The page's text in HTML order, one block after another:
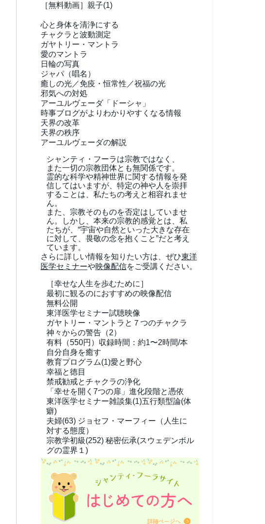
［無料動画］親子(1)
心と身体を清浄にする
チャクラと波動測定
ガヤトリー・マントラ
愛のマントラ
日輪の写真
ジャパ（唱名）
癒しの光／免疫・恒常性／祝福の光
邪気への対処
アーユルヴェーダ「ドーシャ」
時事ブログがよりわかりやすくなる情報
天界の改革
天界の秩序
アーユルヴェーダの解説
シャンティ・フーラは宗教ではなく、
また一切の宗教団体とも無関係です。
霊的な科学や精神世界に関する情報を発
信してはいますが、特定の神や人を崇拝
することは、私たちの考えと相容れませ
ん。
また、宗教そのものを否定はしていませ
ん。しかし、本来の宗教的感覚とは、私
たちが、“宇宙や自然といった大きな存在
に対して、畏敬の念を抱くこと”だと考え
ています。
さらに詳しい情報を知りたい方は、ぜひ東洋
医学セミナーや映像配信をご受講ください。
［幸せな人生を歩むために］
最初に観るのにおすすめの映像配信
無料公開
東洋医学セミナー試聴映像
ガヤトリー・マントラと７つのチャクラ
神々からの警告（2）
有料（550円） 収録時間：約1〜2時間/本
自分自身を癒す
教育プログラム(1)愛と野心
幸福と徳目
禁戒勧戒とチャクラの浄化
「幸せを開く7つの扉」進化段階と憑依
東洋医学セミナー雑談集(1)五行類型論(体
癖)
夫婦(63) ジョセフ・マーフィー（人生に
対する態度）
宗教学初級(252) 秘密伝承(スウェデンボル
グの霊界１)